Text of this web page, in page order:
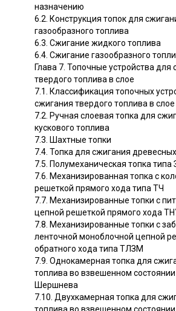
назначению
6.2. Конструкция топок для
газообразного топлива
6.3. Сжигание жидкого топлива
6.4. Сжигание газообразного
Глава 7. Топочные устройства для
твердого топлива в слое
7.1. Классификация топочных
сжигания твердого топлива в слое
7.2. Ручная слоевая топка для
кускового топлива
7.3. Шахтные топки
7.4. Топка для сжигания
7.5. Полумеханическая топка типа
7.6. Механизированная топка с
решеткой прямого хода типа ТЧ
7.7. Механизированные топки с
цепной решеткой прямого хода
7.8. Механизированные топки с
ленточной моноблочной цепной
обратного хода типа ТЛЗМ
7.9. Однокамерная топка для
топлива во взвешенном
Шершнева
7.10. Двухкамерная топка для
топлива во взвешенном состоянии